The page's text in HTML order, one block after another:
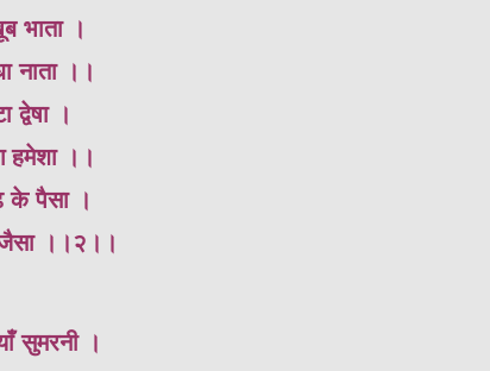
भाता ।
नाता ।।
द्वेषा ।
हमेशा ।।
के पैसा ।
।।२।।
सुमरनी ।